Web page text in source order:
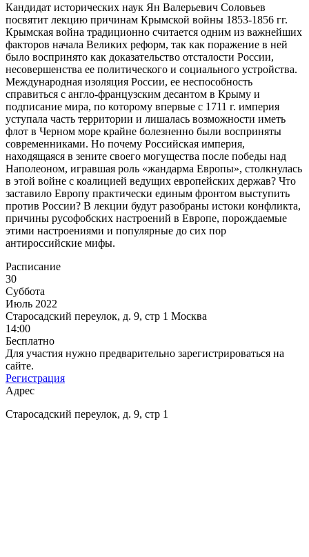
Кандидат исторических наук Ян Валерьевич Соловьев
посвятит лекцию причинам Крымской войны 1853-1856 гг.
Крымская война традиционно считается одним из важнейших
факторов начала Великих реформ, так как поражение в ней
было воспринято как доказательство отсталости России,
несовершенства ее политического и социального устройства.
Международная изоляция России, ее неспособность
справиться с англо-французским десантом в Крыму и
подписание мира, по которому впервые с 1711 г. империя
уступала часть территории и лишалась возможности иметь
флот в Черном море крайне болезненно были восприняты
современниками. Но почему Российская империя,
находящаяся в зените своего могущества после победы над
Наполеоном, игравшая роль «жандарма Европы», столкнулась
в этой войне с коалицией ведущих европейских держав? Что
заставило Европу практически единым фронтом выступить
против России? В лекции будут разобраны истоки конфликта,
причины русофобских настроений в Европе, порождаемые
этими настроениями и популярные до сих пор
антироссийские мифы.
Расписание
30
Суббота
Июль 2022
Старосадский переулок, д. 9, стр 1 Москва
14:00
Бесплатно
Для участия нужно предварительно зарегистрироваться на
сайте.
Регистрация
Адрес
Старосадский переулок, д. 9, стр 1